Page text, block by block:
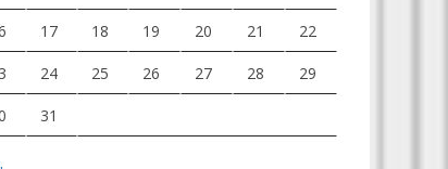
17 18 19 20 21 22
24 25 26 27 28 29
31